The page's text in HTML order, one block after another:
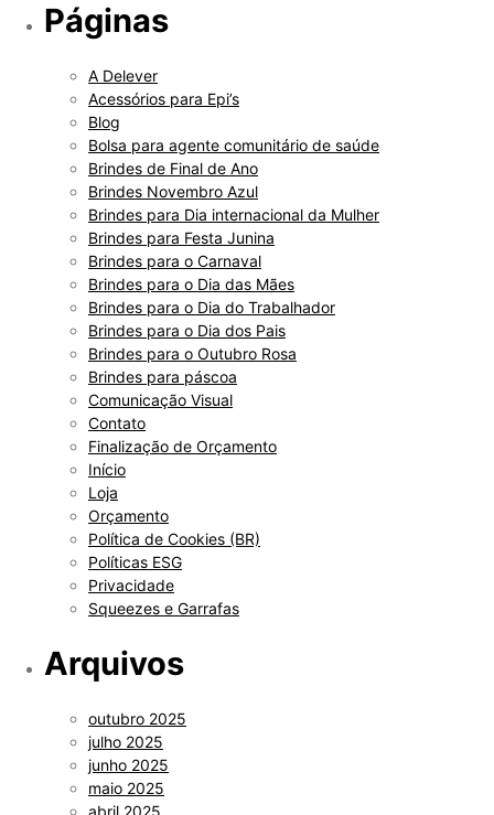
Páginas
A Delever
Acessórios para Epi’s
Blog
Bolsa para agente comunitário de saúde
Brindes de Final de Ano
Brindes Novembro Azul
Brindes para Dia internacional da Mulher
Brindes para Festa Junina
Brindes para o Carnaval
Brindes para o Dia das Mães
Brindes para o Dia do Trabalhador
Brindes para o Dia dos Pais
Brindes para o Outubro Rosa
Brindes para páscoa
Comunicação Visual
Contato
Finalização de Orçamento
Início
Loja
Orçamento
Política de Cookies (BR)
Políticas ESG
Privacidade
Squeezes e Garrafas
Arquivos
outubro 2025
julho 2025
junho 2025
maio 2025